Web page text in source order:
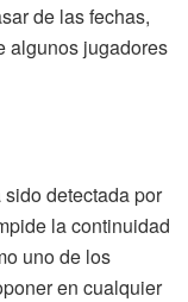
de las fechas,
algunos jugadores
detectada por
la continuidad
uno de los
en cualquier